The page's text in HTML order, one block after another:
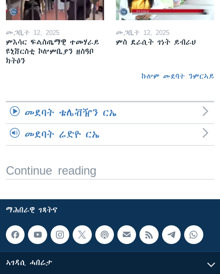
መጋቢት 12, 2025
ምእሳር ፍልስጤማዊ ተመሃራይ
ዩኒቨርስቲ ኮሎምቢያን ዘስዓቦ
ክትዕን
መጋቢት 12, 2025
ምስ ደራሲት ገነት ይብራህ
ኩሎም መደባት ንምርኣይ
መደባት ቴሌቭዥን ርኤ
መደባት ሬድዮ ርኤ
Continue reading
ማሕበራዊ ገጻትና
ኣገዳሲ ሓበሬታ